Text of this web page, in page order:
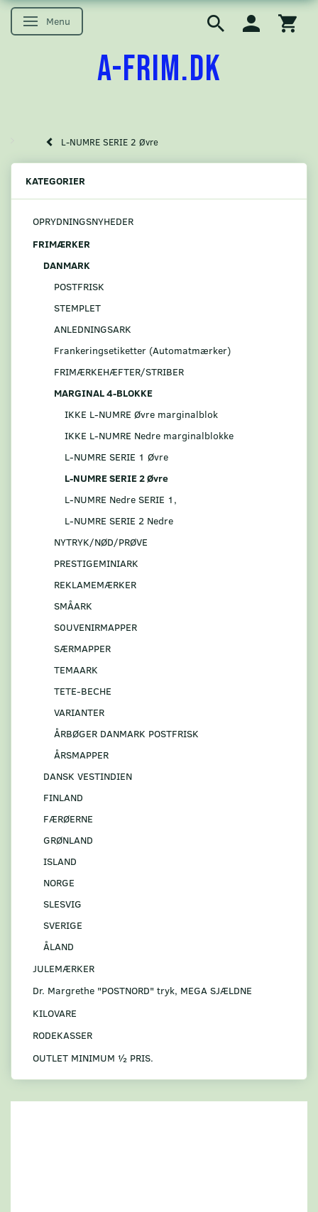
Skifte navigation
Menu
A-FRIM.DK
L-NUMRE SERIE 2 Øvre
KATEGORIER
OPRYDNINGSNYHEDER
FRIMÆRKER
DANMARK
POSTFRISK
STEMPLET
ANLEDNINGSARK
Frankeringsetiketter (Automatmærker)
FRIMÆRKEHÆFTER/STRIBER
MARGINAL 4-BLOKKE
IKKE L-NUMRE Øvre marginalblok
IKKE L-NUMRE Nedre marginalblokke
L-NUMRE SERIE 1 Øvre
L-NUMRE SERIE 2 Øvre
L-NUMRE Nedre SERIE 1,
L-NUMRE SERIE 2 Nedre
NYTRYK/NØD/PRØVE
PRESTIGEMINIARK
REKLAMEMÆRKER
SMÅARK
S0UVENIRMAPPER
SÆRMAPPER
TEMAARK
TETE-BECHE
VARIANTER
ÅRBØGER DANMARK POSTFRISK
ÅRSMAPPER
DANSK VESTINDIEN
FINLAND
FÆRØERNE
GRØNLAND
ISLAND
NORGE
SLESVIG
SVERIGE
ÅLAND
JULEMÆRKER
Dr. Margrethe "POSTNORD" tryk, MEGA SJÆLDNE
KILOVARE
RODEKASSER
OUTLET MINIMUM ½ PRIS.